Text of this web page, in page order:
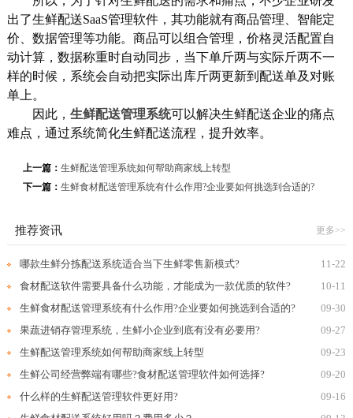
出了生鲜配送SaaS管理软件，其功能就有商品管理、智能定
价、数据管理等功能。商品可以组合管理，价格灵活配置自
动计算，数据称重时自动同步，当下单斤两与实际斤两不一
样的时候，系统会自动把实际出库斤两更新到配送单及对账
单上。
因此， 生鲜配送管理系统可以解决生鲜配送企业的痛点
难点，通过系统简化生鲜配送流程，提升效率。
上一篇： 生鲜配送管理系统如何帮助商家线上转型
下一篇： 生鲜食材配送管理系统有什么作用?企业要如何挑选到合适的?
推荐资讯 更多>>
11-22
哪款生鲜分拣配送系统适合当下生鲜零售新模式?
10-11
食材配送软件需要具备什么功能，才能成为一款优质的软件?
09-30
生鲜食材配送管理系统有什么作用?企业要如何挑选到合适的?
09-27
果蔬进销存管理系统，生鲜小企业到底有没有必要用?
09-23
生鲜配送管理系统如何帮助商家线上转型
09-20
生鲜公司经营弊端有哪些?食材配送管理软件如何选择?
09-16
什么样的生鲜配送管理软件更好用?